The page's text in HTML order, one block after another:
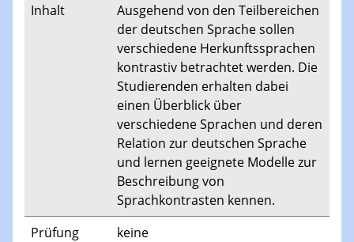
Inhalt
Ausgehend von den Teilbereichen
der deutschen Sprache sollen
verschiedene Herkunftssprachen
kontrastiv betrachtet werden. Die
Studierenden erhalten dabei
einen Überblick über
verschiedene Sprachen und deren
Relation zur deutschen Sprache
und lernen geeignete Modelle zur
Beschreibung von
Sprachkontrasten kennen.
Prüfung
keine